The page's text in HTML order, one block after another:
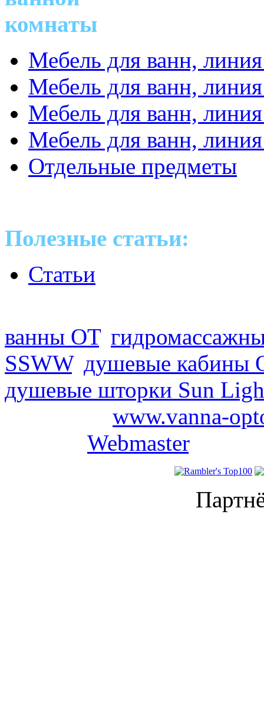
Мебель для ванн,
Мебель для ванн,
Мебель для ванн,
Мебель для ванн,
Отдельные предметы
Полезные статьи:
Статьи
ванны ОТ,
SSWW, душевые кабины
душевые шторки Sun
www.vanna-
Webmaster.